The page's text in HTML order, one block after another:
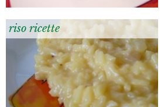
riso ricette